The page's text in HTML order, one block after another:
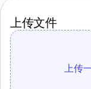
上传文件
上传